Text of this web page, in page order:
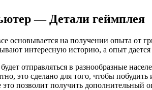
— Детали геймплея
основывается на получении опыта от
интересную историю, а опыт
отправляться в разнообразные
это сделано для того, чтобы
позволит получить дополнительный